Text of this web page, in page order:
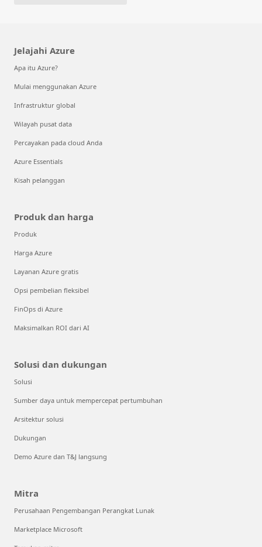
Jelajahi Azure
Apa itu Azure?
Mulai menggunakan Azure
Infrastruktur global
Wilayah pusat data
Percayakan pada cloud Anda
Azure Essentials
Kisah pelanggan
Produk dan harga
Produk
Harga Azure
Layanan Azure gratis
Opsi pembelian fleksibel
FinOps di Azure
Maksimalkan ROI dari AI
Solusi dan dukungan
Solusi
Sumber daya untuk mempercepat pertumbuhan
Arsitektur solusi
Dukungan
Demo Azure dan T&J langsung
Mitra
Perusahaan Pengembangan Perangkat Lunak
Marketplace Microsoft